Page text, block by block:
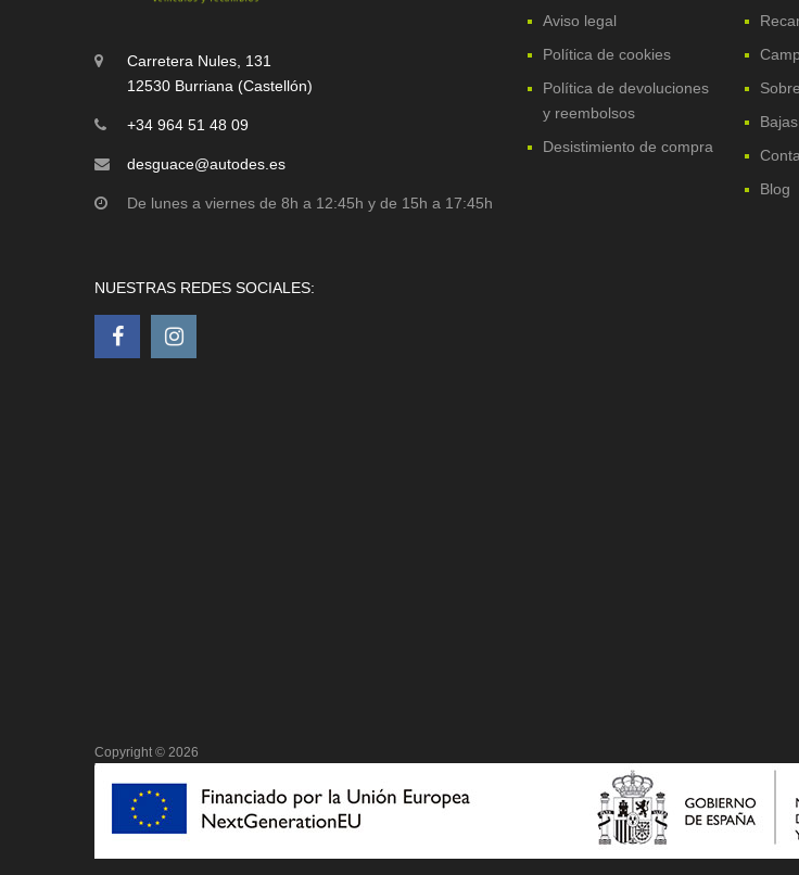
Carretera Nules, 131
12530 Burriana (Castellón)
+34 964 51 48 09
desguace@autodes.es
De lunes a viernes de 8h a 12:45h y de 15h a 17:45h
NUESTRAS REDES SOCIALES:
Aviso legal
Política de cookies
Política de devoluciones
y reembolsos
Desistimiento de compra
Blog
Copyright © 2026